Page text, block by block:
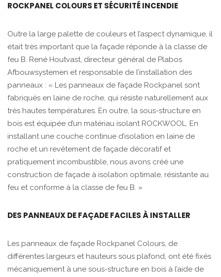
ROCKPANEL COLOURS ET SÉCURITÉ INCENDIE
Outre la large palette de couleurs et l’aspect dynamique, il
était très important que la façade réponde à la classe de
feu B. René Houtvast, directeur général de Plabos
Afbouwsystemen et responsable de l’installation des
panneaux : « Les panneaux de façade Rockpanel sont
fabriqués en laine de roche, qui résiste naturellement aux
très hautes températures. En outre, la sous-structure en
bois est équipée d’un matériau isolant ROCKWOOL. En
installant une couche continue d’isolation en laine de
roche et un revêtement de façade décoratif et
pratiquement incombustible, nous avons créé une
construction de façade à isolation optimale, résistante au
feu et conforme à la classe de feu B. »
DES PANNEAUX DE FAÇADE FACILES À INSTALLER
Les panneaux de façade Rockpanel Colours, de
différentes largeurs et hauteurs sous plafond, ont été fixés
mécaniquement à une sous-structure en bois à l’aide de